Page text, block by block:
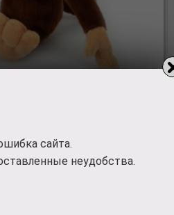
(звук)
сайта.
неудобства.